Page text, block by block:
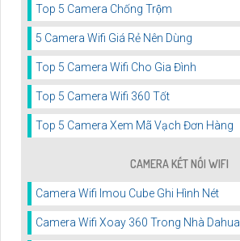
Top 5 Camera Chống Trộm
5 Camera Wifi Giá Rẻ Nên Dùng
Top 5 Camera Wifi Cho Gia Đình
Top 5 Camera Wifi 360 Tốt
Top 5 Camera Xem Mã Vạch Đơn Hàng
CAMERA KẾT NỐI WIFI
Camera Wifi Imou Cube Ghi Hình Nét
Camera Wifi Xoay 360 Trong Nhà Dahua